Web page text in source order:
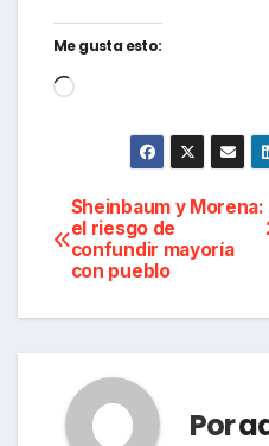
Me gusta esto:
Cargando...
Navegación
de
entradas
Sheinbaum y Morena:
el riesgo de
confundir mayoría
con pueblo
Por